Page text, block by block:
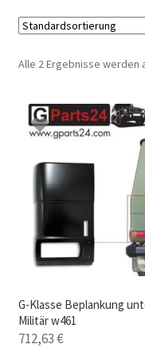
Alle 2 Ergebnisse werden
G-Klasse Beplankung
Militär w461
712,63€